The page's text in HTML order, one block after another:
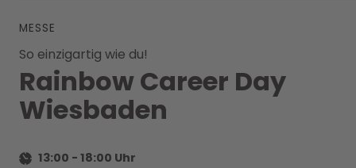
MESSE
So einzigartig wie du!
Rainbow Career Day
Wiesbaden
13:00 - 18:00 Uhr